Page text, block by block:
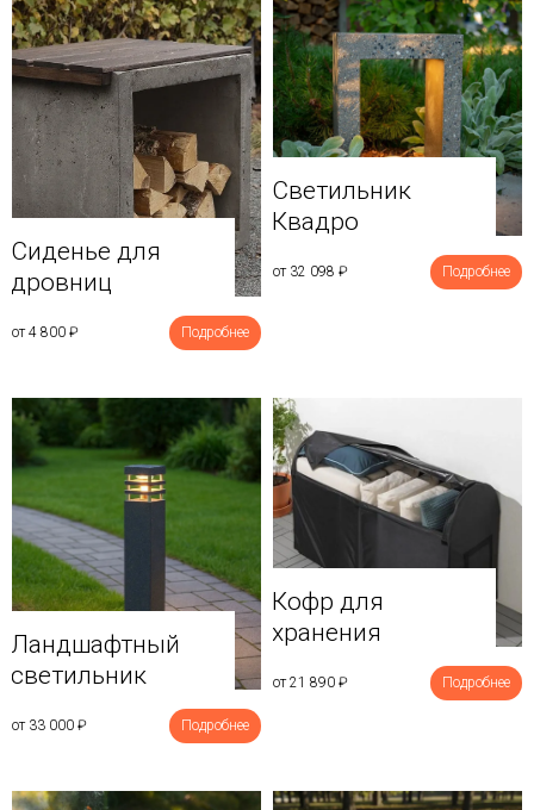
Сиденье для
дровниц
от 4 800 ₽ Подробнее
Светильник
Квадро
от 32 098 ₽ Подробнее
Ландшафтный
светильник
от 33 000 ₽ Подробнее
Кофр для
хранения
от 21 890 ₽ Подробнее